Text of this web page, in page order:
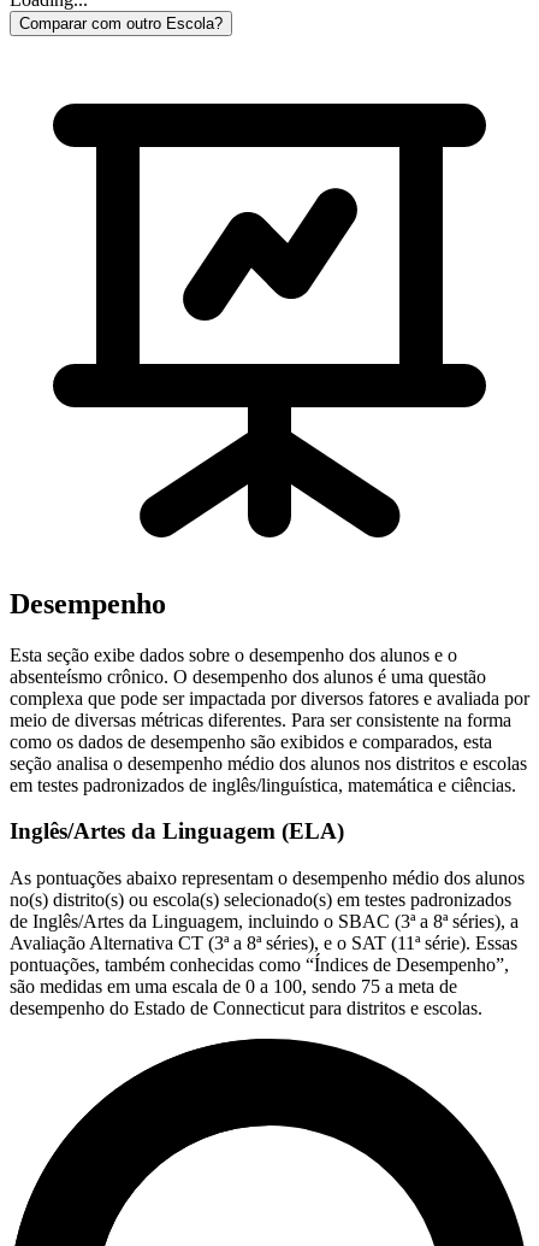
Comparar com outro Escola?
Desempenho
Esta seção exibe dados sobre o desempenho dos alunos e o
absenteísmo crônico. O desempenho dos alunos é uma questão
complexa que pode ser impactada por diversos fatores e avaliada por
meio de diversas métricas diferentes. Para ser consistente na forma
como os dados de desempenho são exibidos e comparados, esta
seção analisa o desempenho médio dos alunos nos distritos e escolas
em testes padronizados de inglês/linguística, matemática e ciências.
Inglês/Artes da Linguagem (ELA)
As pontuações abaixo representam o desempenho médio dos alunos
no(s) distrito(s) ou escola(s) selecionado(s) em testes padronizados
de Inglês/Artes da Linguagem, incluindo o SBAC (3ª a 8ª séries), a
Avaliação Alternativa CT (3ª a 8ª séries), e o SAT (11ª série). Essas
pontuações, também conhecidas como “Índices de Desempenho”,
são medidas em uma escala de 0 a 100, sendo 75 a meta de
desempenho do Estado de Connecticut para distritos e escolas.